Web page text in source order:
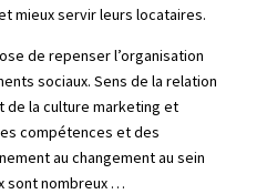
mieux servir leurs locataires.
de repenser l’organisation
sociaux. Sens de la relation
la culture marketing et
compétences et des
au changement au sein
sont nombreux …